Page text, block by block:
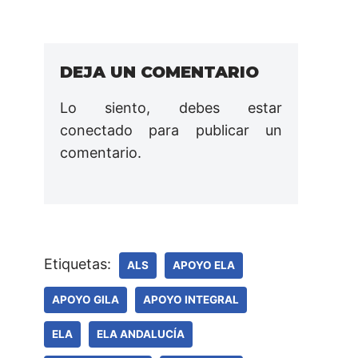
DEJA UN COMENTARIO
Lo siento, debes estar
conectado para publicar un
comentario.
Etiquetas: ALS APOYO ELA
APOYO GILA APOYO INTEGRAL
ELA ELA ANDALUCÍA